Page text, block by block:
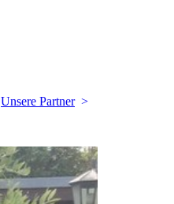
Unsere Partner